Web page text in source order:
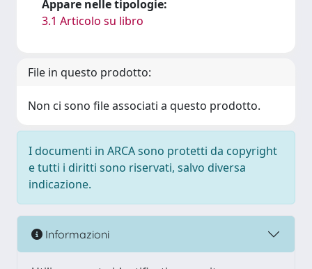
Appare nelle tipologie:
3.1 Articolo su libro
File in questo prodotto:
Non ci sono file associati a questo prodotto.
I documenti in ARCA sono protetti da copyright
e tutti i diritti sono riservati, salvo diversa
indicazione.
Informazioni